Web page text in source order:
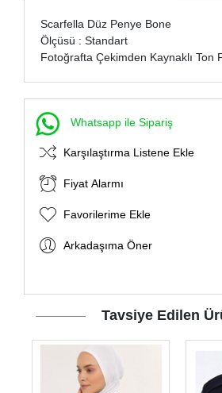
Scarfella Düz Penye Bone
Ölçüsü : Standart
Fotoğrafta Çekimden Kaynaklı Ton
Whatsapp ile Sipariş
Karşılaştırma Listene Ekle
Fiyat Alarmı
Favorilerime Ekle
Arkadaşıma Öner
Tavsiye Edilen